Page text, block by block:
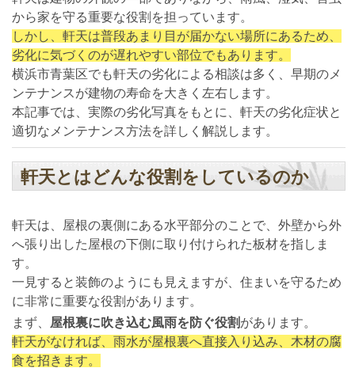
から家を守る重要な役割を担っています。
しかし、軒天は普段あまり目が届かない場所にあるため、
劣化に気づくのが遅れやすい部位でもあります。
横浜市青葉区でも軒天の劣化による相談は多く、早期のメ
ンテナンスが建物の寿命を大きく左右します。
本記事では、実際の劣化写真をもとに、軒天の劣化症状と
適切なメンテナンス方法を詳しく解説します。
軒天とはどんな役割をしているのか
軒天は、屋根の裏側にある水平部分のことで、外壁から外
へ張り出した屋根の下側に取り付けられた板材を指しま
す。
一見すると装飾のようにも見えますが、住まいを守るため
に非常に重要な役割があります。
まず、 屋根裏に吹き込む風雨を防ぐ役割があります。
軒天がなければ、雨水が屋根裏へ直接入り込み、木材の腐
食を招きます。